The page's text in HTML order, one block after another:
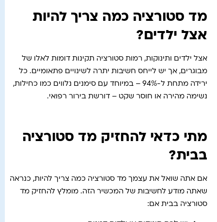
מד סטורציה כמה צריך להיות
אצל ילדים?
אצל ילדים ותינוקות, רמות סטורציה תקינות דומות לאלו של
מבוגרים, אך יש לייחס חשיבות יתרה לשינויים פתאומיים. כל
ירידה מתחת ל-94% – במיוחד עם סימנים נלווים כמו כחילות,
נשימה מהירה או חוסר שקט – דורשת בירור רפואי.
מתי כדאי להחזיק מד סטורציה
בבית?
אם אתה שואל את עצמך מד סטורציה כמה צריך להיות, כנראה
שאתה מודע לחשיבות של המכשיר הזה. מומלץ להחזיק מד
סטורציה בבית אם: